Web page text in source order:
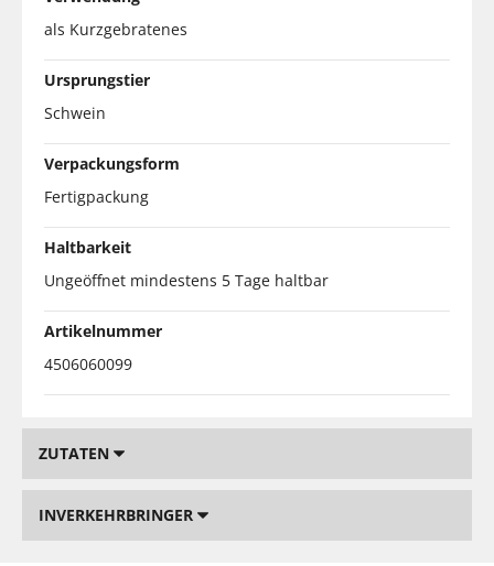
als Kurzgebratenes
Ursprungstier
Schwein
Verpackungsform
Fertigpackung
Haltbarkeit
Ungeöffnet mindestens 5 Tage haltbar
Artikelnummer
4506060099
ZUTATEN
INVERKEHRBRINGER